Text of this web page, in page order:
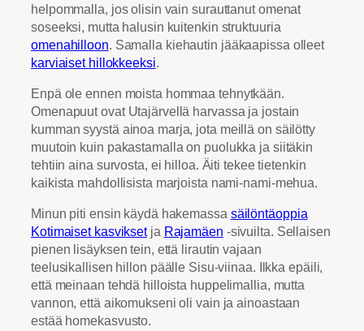
helpommalla, jos olisin vain surauttanut omenat
soseeksi, mutta halusin kuitenkin struktuuria
omenahilloon. Samalla kiehautin jääkaapissa olleet
karviaiset hillokkeeksi.
Enpä ole ennen moista hommaa tehnytkään.
Omenapuut ovat Utajärvellä harvassa ja jostain
kumman syystä ainoa marja, jota meillä on säilötty
muutoin kuin pakastamalla on puolukka ja siitäkin
tehtiin aina survosta, ei hilloa. Äiti tekee tietenkin
kaikista mahdollisista marjoista nami-nami-mehua.
Minun piti ensin käydä hakemassa säilöntäoppia
Kotimaiset kasviksetja Rajamäen -sivuilta. Sellaisen
pienen lisäyksen tein, että lirautin vajaan
teelusikallisen hillon päälle Sisu-viinaa. Ilkka epäili,
että meinaan tehdä hilloista huppelimallia, mutta
vannon, että aikomukseni oli vain ja ainoastaan
estää homekasvusto.